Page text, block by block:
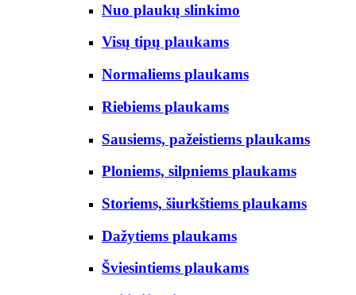
Nuo plaukų slinkimo
Visų tipų plaukams
Normaliems plaukams
Riebiems plaukams
Sausiems, pažeistiems plaukams
Ploniems, silpniems plaukams
Storiems, šiurkštiems plaukams
Dažytiems plaukams
Šviesintiems plaukams